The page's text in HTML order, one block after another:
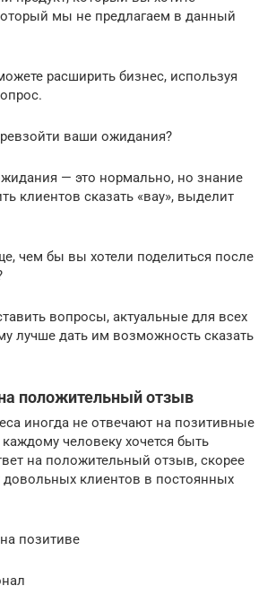
мы не предлагаем в данный
расширить бизнес, используя
ваши ожидания?
— это нормально, но знание
клиентов сказать «вау», выделит
чем бы вы хотели поделиться после
вопросы, актуальные для всех
лучше дать им возможность сказать
положительный отзыв
иногда не отвечают на позитивные
человеку хочется быть
на положительный отзыв, скорее
довольных клиентов в постоянных
позитиве